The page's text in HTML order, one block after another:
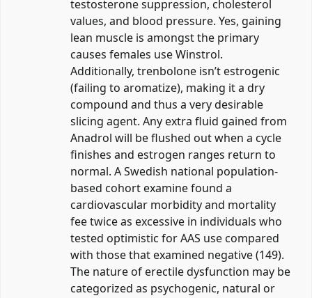
testosterone suppression, cholesterol
values, and blood pressure. Yes, gaining
lean muscle is amongst the primary
causes females use Winstrol.
Additionally, trenbolone isn’t estrogenic
(failing to aromatize), making it a dry
compound and thus a very desirable
slicing agent. Any extra fluid gained from
Anadrol will be flushed out when a cycle
finishes and estrogen ranges return to
normal. A Swedish national population-
based cohort examine found a
cardiovascular morbidity and mortality
fee twice as excessive in individuals who
tested optimistic for AAS use compared
with those that examined negative (149).
The nature of erectile dysfunction may be
categorized as psychogenic, natural or